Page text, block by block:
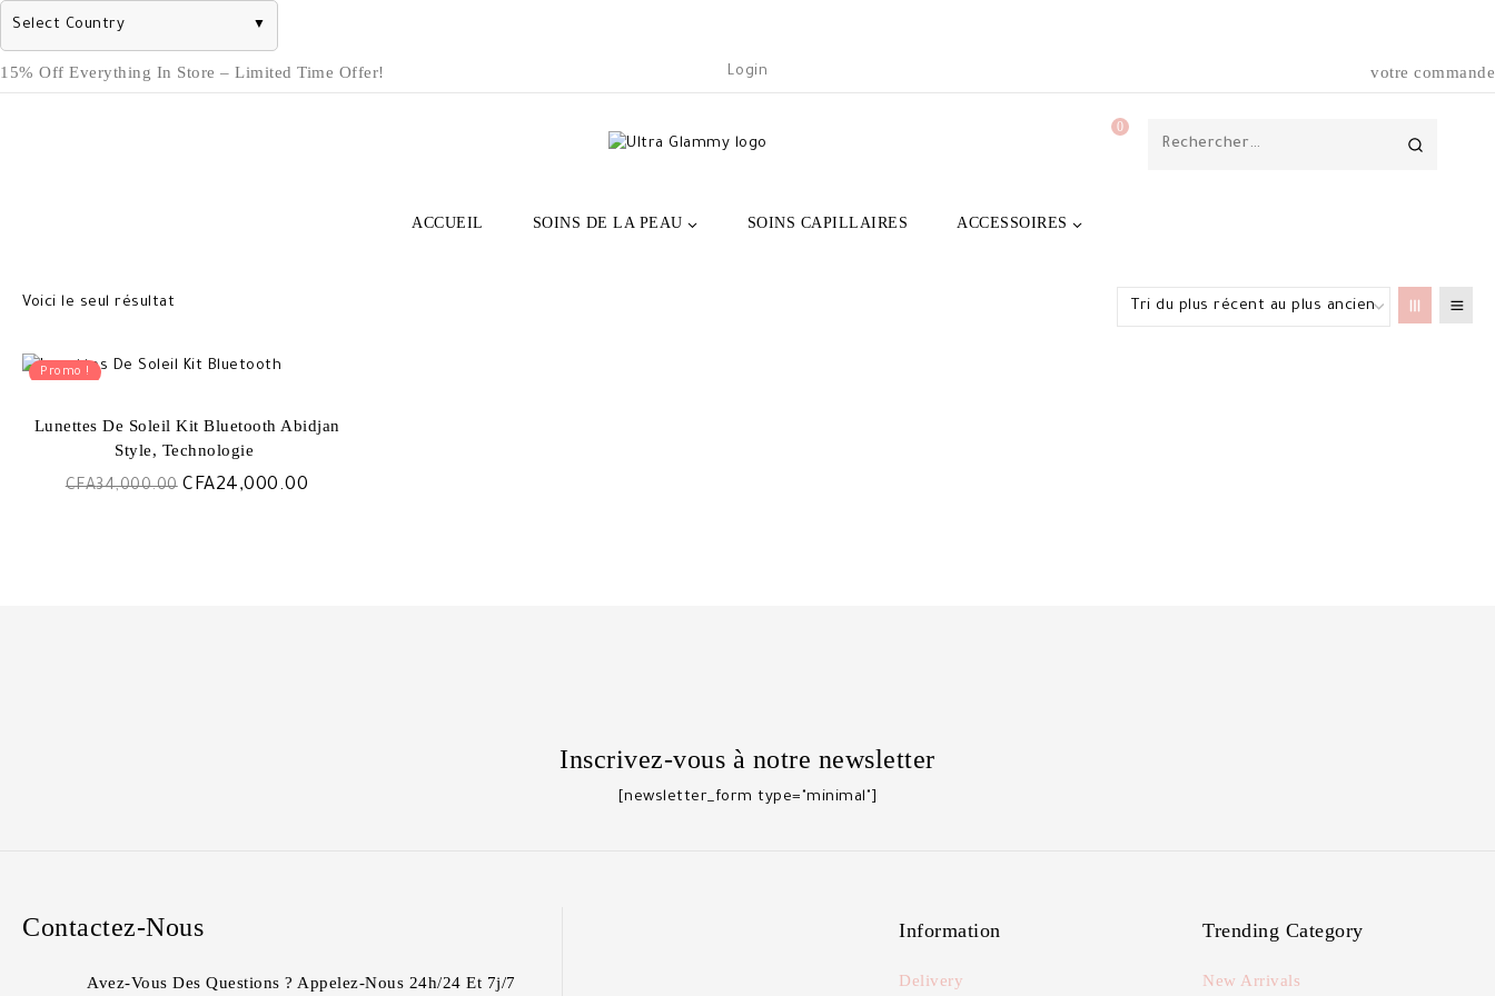
Select Country ▼
Skip
to
15% Off Everything In Store – Limited Time Offer! Login votre commande
0
ACCUEIL SOINS DE LA PEAU SOINS CAPILLAIRES ACCESSOIRES
Voici le seul résultat
Promo !
Lunettes De Soleil Kit Bluetooth Abidjan
Style, Technologie ️
CFA34,000.00 Le
CFA24,000.00
Inscrivez-vous à notre newsletter
[newsletter_form type="minimal"]
Contactez-Nous
Avez-Vous Des Questions ? Appelez-Nous 24h/24 Et 7j/7
Information
Delivery
Trending Category
New Arrivals